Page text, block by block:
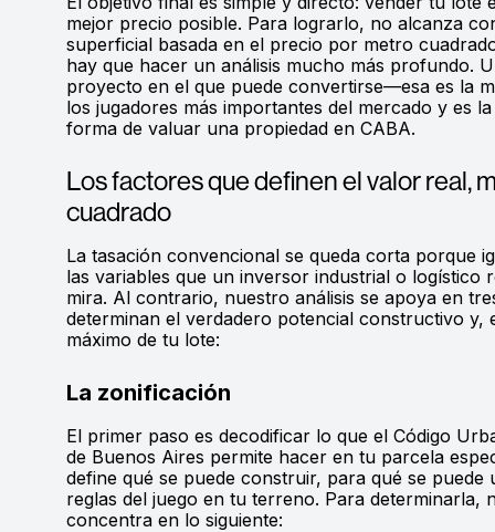
mejor precio posible. Para lograrlo, no alcanza
superficial basada en el precio por metro
hay que hacer un análisis mucho más profundo.
proyecto en el que puede convertirse—esa es la
los jugadores más importantes del mercado y es
forma de valuar una propiedad en CABA.
Los factores que definen el valor real,
cuadrado
La tasación convencional se queda corta porque
las variables que un inversor industrial o logístico
mira. Al contrario, nuestro análisis se apoya en
determinan el verdadero potencial constructivo y,
máximo de tu lote:
La zonificación
El primer paso es decodificar lo que el Código
de Buenos Aires permite hacer en tu parcela
define qué se puede construir, para qué se puede
reglas del juego en tu terreno. Para determinarla,
concentra en lo siguiente: